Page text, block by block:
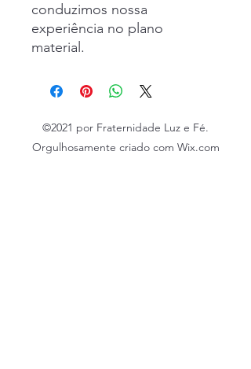
conduzimos nossa
experiência no plano
material.
©2021 por Fraternidade Luz e Fé.
Orgulhosamente criado com Wix.com